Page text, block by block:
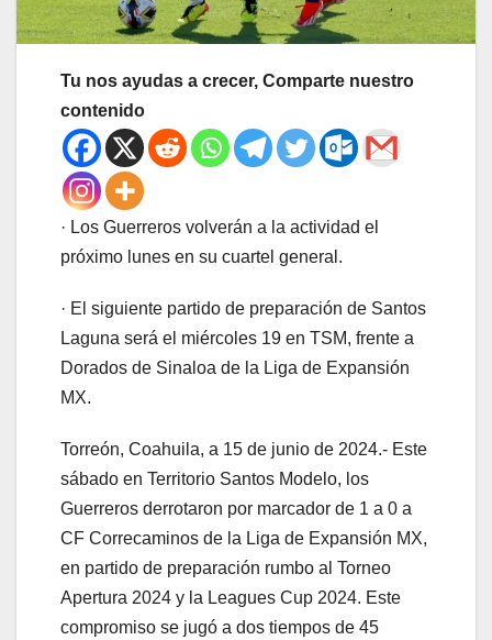
Tu nos ayudas a crecer, Comparte nuestro
contenido
· Los Guerreros volverán a la actividad el
próximo lunes en su cuartel general.
· El siguiente partido de preparación de Santos
Laguna será el miércoles 19 en TSM, frente a
Dorados de Sinaloa de la Liga de Expansión
MX.
Torreón, Coahuila, a 15 de junio de 2024.- Este
sábado en Territorio Santos Modelo, los
Guerreros derrotaron por marcador de 1 a 0 a
CF Correcaminos de la Liga de Expansión MX,
en partido de preparación rumbo al Torneo
Apertura 2024 y la Leagues Cup 2024. Este
compromiso se jugó a dos tiempos de 45